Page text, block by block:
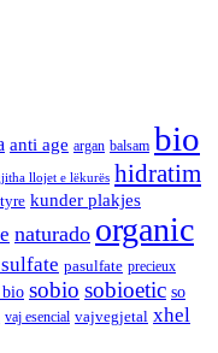
anti age argan balsam bio
llojet e lëkurës hidratim
kunder plakjes
naturado organic
pasulfate precieux
bio sobio sobioetic so
vaj esencial vajvegjetal xhel